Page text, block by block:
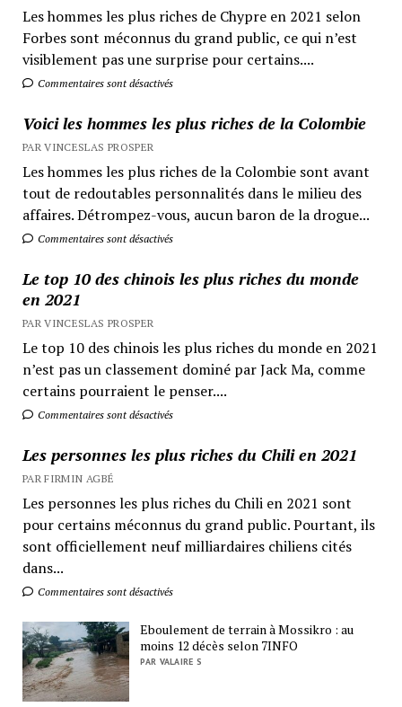
Les hommes les plus riches de Chypre en 2021 selon
Forbes sont méconnus du grand public, ce qui n’est
visiblement pas une surprise pour certains....
Commentaires sont désactivés
Voici les hommes les plus riches de la Colombie
PAR VINCESLAS PROSPER
Les hommes les plus riches de la Colombie sont avant
tout de redoutables personnalités dans le milieu des
affaires. Détrompez-vous, aucun baron de la drogue...
Commentaires sont désactivés
Le top 10 des chinois les plus riches du monde
en 2021
PAR VINCESLAS PROSPER
Le top 10 des chinois les plus riches du monde en 2021
n’est pas un classement dominé par Jack Ma, comme
certains pourraient le penser....
Commentaires sont désactivés
Les personnes les plus riches du Chili en 2021
PAR FIRMIN AGBÉ
Les personnes les plus riches du Chili en 2021 sont
pour certains méconnus du grand public. Pourtant, ils
sont officiellement neuf milliardaires chiliens cités
dans...
Commentaires sont désactivés
Eboulement de terrain à Mossikro : au
moins 12 décès selon 7INFO
PAR VALAIRE S